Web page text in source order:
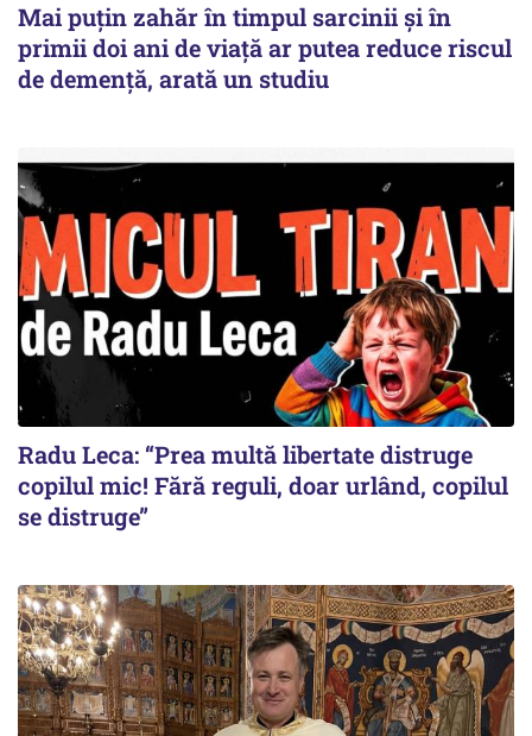
Mai puțin zahăr în timpul sarcinii și în
primii doi ani de viață ar putea reduce riscul
de demență, arată un studiu
Radu Leca: “Prea multă libertate distruge
copilul mic! Fără reguli, doar urlând, copilul
se distruge”